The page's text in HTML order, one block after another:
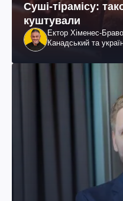
Суші-тірамісу:
куштували
Ектор Хіменес-Браво
Канадський та